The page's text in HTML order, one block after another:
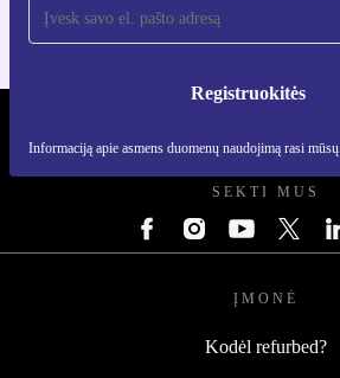
Registruokitės
Informaciją apie asmens duomenų naudojimą rasi mūsų
SEKTI MUS
ĮMONĖ
Kodėl refurbed?